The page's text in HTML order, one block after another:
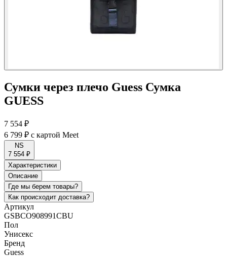
Сумки через плечо Guess Сумка
GUESS
7 554 ₽
6 799 ₽ с картой Meet
NS
7 554 ₽
Характеристики
Описание
Где мы берем товары?
Как происходит доставка?
Артикул
GSBCO908991CBU
Пол
Унисекс
Бренд
Guess